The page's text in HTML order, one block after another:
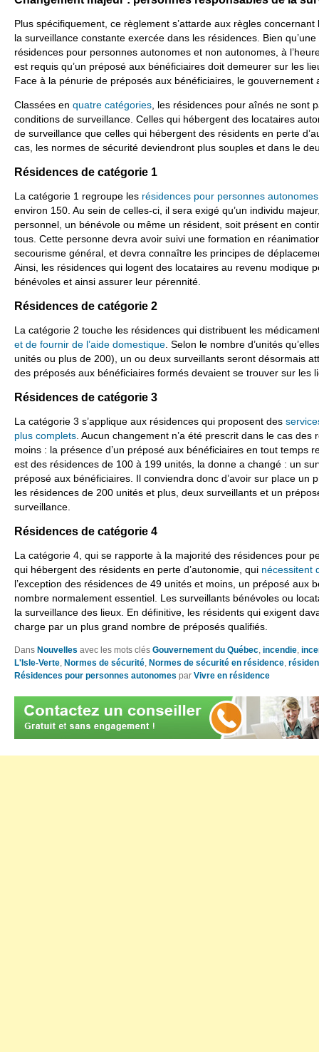
Plus spécifiquement, ce règlement s’attarde aux règles
la surveillance constante exercée dans les résidences. Bien
résidences pour personnes autonomes et non autonomes, à
est requis qu’un préposé aux bénéficiaires doit demeurer sur les
Face à la pénurie de préposés aux bénéficiaires, le gouvernement
Classées en quatre catégories , les résidences pour aînés ne sont
conditions de surveillance. Celles qui hébergent des locataires
de surveillance que celles qui hébergent des résidents en perte
cas, les normes de sécurité deviendront plus souples et dans le
Résidences de catégorie 1
La catégorie 1 regroupe les résidences pour personnes autonomes
environ 150. Au sein de celles-ci, il sera exigé qu’un individu
personnel, un bénévole ou même un résident, soit présent en
tous. Cette personne devra avoir suivi une formation en
secourisme général, et devra connaître les principes de
Ainsi, les résidences qui logent des locataires au revenu modique
bénévoles et ainsi assurer leur pérennité.
Résidences de catégorie 2
La catégorie 2 touche les résidences qui distribuent les
et de fournir de l’aide domestique . Selon le nombre d’unités
unités ou plus de 200), un ou deux surveillants seront désormais
des préposés aux bénéficiaires formés devaient se trouver sur les
Résidences de catégorie 3
La catégorie 3 s’applique aux résidences qui proposent des
plus complets . Aucun changement n’a été prescrit dans le cas
moins : la présence d’un préposé aux bénéficiaires en tout temps
est des résidences de 100 à 199 unités, la donne a changé : un
préposé aux bénéficiaires. Il conviendra donc d’avoir sur place un
les résidences de 200 unités et plus, deux surveillants et un
surveillance.
Résidences de catégorie 4
La catégorie 4, qui se rapporte à la majorité des résidences pour
qui hébergent des résidents en perte d’autonomie, qui nécessitent
l’exception des résidences de 49 unités et moins, un préposé aux
nombre normalement essentiel. Les surveillants bénévoles ou
la surveillance des lieux. En définitive, les résidents qui exigent
charge par un plus grand nombre de préposés qualifiés.
Dans Nouvelles avec les mots clés Gouvernement du Québec incendie
L'Isle-Verte Normes de sécurité Normes de sécurité en résidence
Résidences pour personnes autonomes par Vivre en résidence